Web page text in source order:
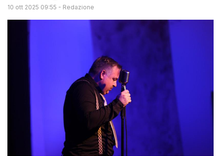
10 ott 2025 09:55 - Redazione